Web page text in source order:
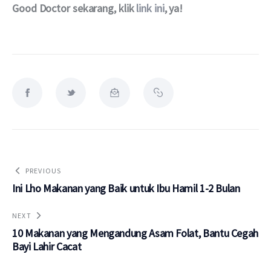
Good Doctor sekarang, klik link ini, ya!
PREVIOUS
Ini Lho Makanan yang Baik untuk Ibu Hamil 1-2 Bulan
NEXT
10 Makanan yang Mengandung Asam Folat, Bantu Cegah
Bayi Lahir Cacat